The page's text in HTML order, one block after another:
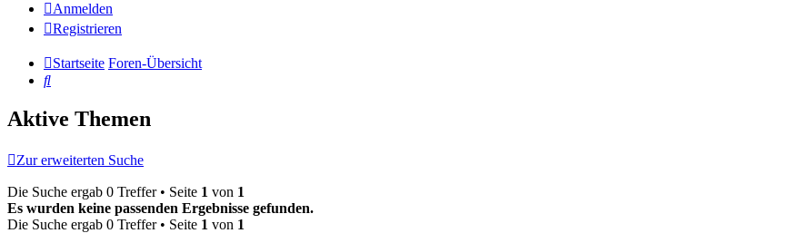
Anmelden
Registrieren
Startseite Foren-Übersicht
Suche
Aktive Themen
Zur erweiterten Suche
Die Suche ergab 0 Treffer • Seite 1 von 1
Es wurden keine passenden Ergebnisse gefunden.
Die Suche ergab 0 Treffer • Seite 1 von 1